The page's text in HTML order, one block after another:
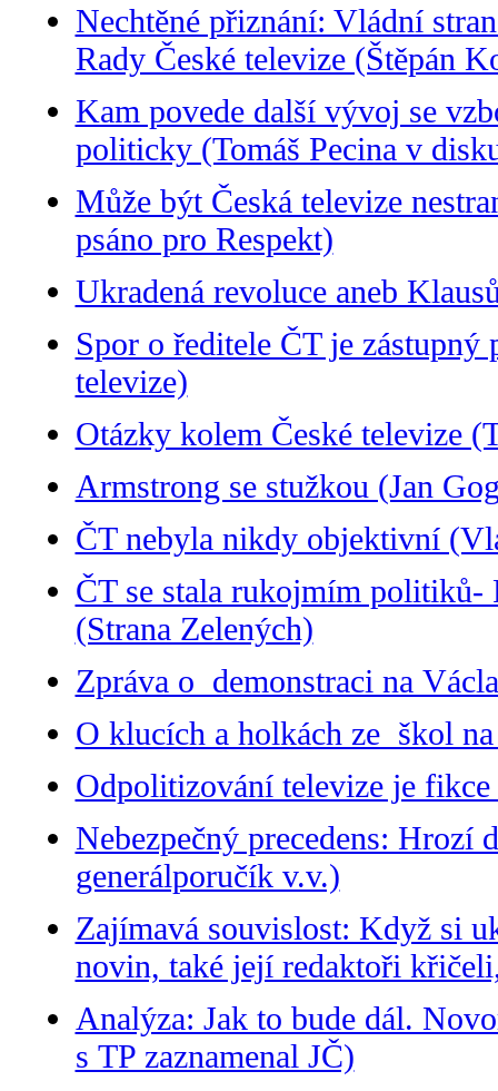
Nechtěné přiznání: Vládní
Rady České televize (Štěpán
Kam povede další vývoj se
politicky (Tomáš Pecina v
Může být Česká televize
psáno pro Respekt)
Ukradená revoluce aneb
Spor o ředitele ČT je zástupný
televize)
Otázky kolem České televize
Armstrong se stužkou (Jan
ČT nebyla nikdy objektivní
ČT se stala rukojmím politiků-
(Strana Zelených)
Zpráva o demonstraci na
O klucích a holkách ze škol
Odpolitizování televize je
Nebezpečný precedens: Hrozí
generálporučík v.v.)
Zajímavá souvislost: Když si
novin, také její redaktoři
Analýza: Jak to bude dál.
s TP zaznamenal JČ)